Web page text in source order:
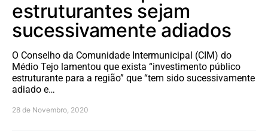
estruturantes sejam
sucessivamente adiados
O Conselho da Comunidade Intermunicipal (CIM) do
Médio Tejo lamentou que exista “investimento público
estruturante para a região” que “tem sido sucessivamente
adiado e…
28 de Novembro, 2020